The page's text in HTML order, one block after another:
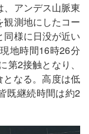
、アンデス山脈東
測地にしたコー
同様に日没が近い
地時間16時26分
2接触となり、
となる。高度は低
既継続時間は約2